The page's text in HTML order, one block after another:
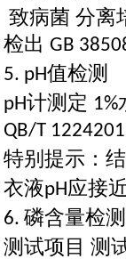
致病菌 分离
检出 GB
5. pH值检测
pH计测定 1%
QB/T
特别提示：
衣液pH应接
6. 磷含量检测
测试项目 测